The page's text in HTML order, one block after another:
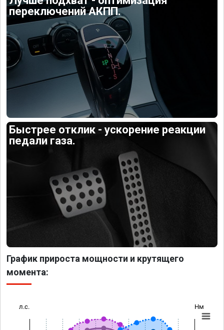
переключений АКПП.
Быстрее отклик - ускорение реакции
педали газа.
График прироста мощности и крутящего
момента:
л.с. Нм